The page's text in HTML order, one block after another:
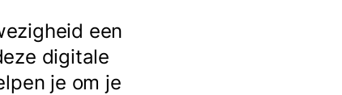
een
digitale
je om je